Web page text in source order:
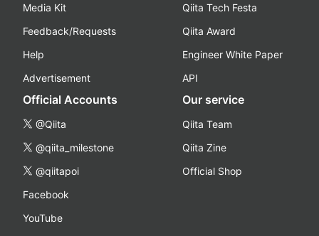
Media Kit
Feedback/Requests
Help
Advertisement
Qiita Tech Festa
Qiita Award
Engineer White Paper
API
Official Accounts
@Qiita
@qiita_milestone
@qiitapoi
Facebook
YouTube
Our service
Qiita Team
Qiita Zine
Official Shop